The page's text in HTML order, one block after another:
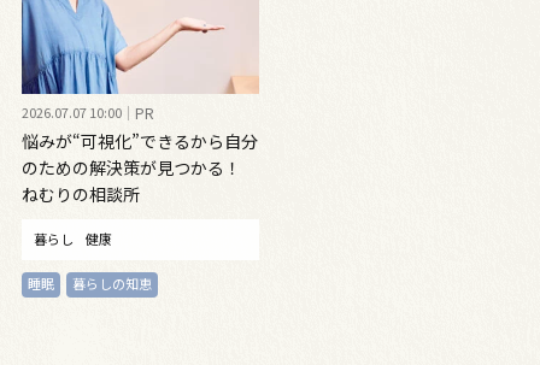
2026.07.07 10:00 PR
悩みが“可視化”できるから自分
のための解決策が見つかる！
ねむりの相談所
暮らし 健康
睡眠 暮らしの知恵